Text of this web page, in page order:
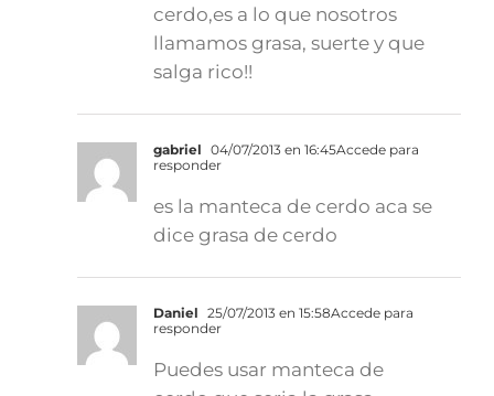
cerdo,es a lo que nosotros
llamamos grasa, suerte y que
salga rico!!
gabriel 04/07/2013 en 16:45Accede para
responder
es la manteca de cerdo aca se
dice grasa de cerdo
Daniel 25/07/2013 en 15:58Accede para
responder
Puedes usar manteca de